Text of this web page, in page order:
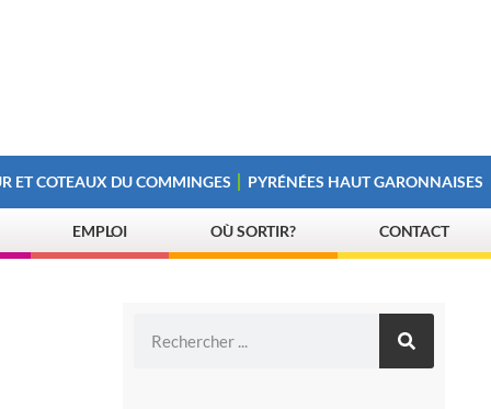
ET COTEAUX DU COMMINGES PYRÉNÉES HAUT GARONNAISES
EMPLOI OÙ SORTIR? CONTACT